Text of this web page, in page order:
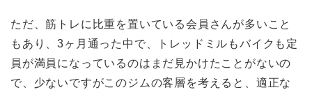
ただ、筋トレに比重を置いている会員さんが多いこと
もあり、3ヶ月通った中で、トレッドミルもバイクも定
員が満員になっているのはまだ見かけたことがないの
で、少ないですがこのジムの客層を考えると、適正な